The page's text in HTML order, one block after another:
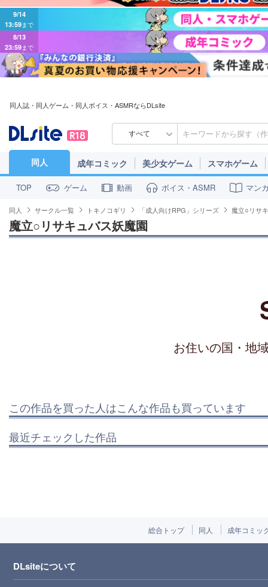
9/14
13:59
8/13
23:59
同人誌・同人ゲーム・同人ボイス・ASMRならDLsite
すべて
同人 成年コミック 美少女ゲーム スマホゲーム
TOP ゲーム 動画 ボイス・ASMR マン
同人 サークル一覧 トキノコギリ 「成人向けRPG」シリーズ 魔立○リサ
魔立○リサキュバス妖魔園
お住いの国・地
この作品を買った人はこんな作品も買っています
最近チェックした作品
総合トップ 同人 成年コミッ
DLsiteについて